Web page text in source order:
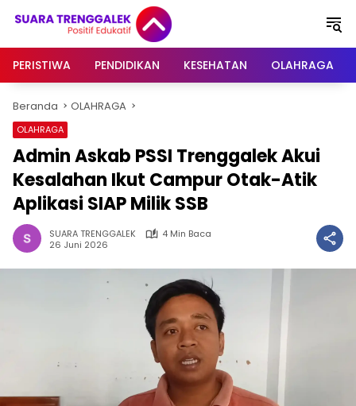
PERISTIWA
PENDIDIKAN KESEHATAN OLAHRAGA
Beranda OLAHRAGA
OLAHRAGA
Admin Askab PSSI Trenggalek Akui
Kesalahan Ikut Campur Otak-Atik
Aplikasi SIAP Milik SSB
SUARA TRENGGALEK
4 Min Baca
26 Juni 2026